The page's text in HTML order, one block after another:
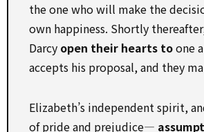
the one who will make the
own happiness. Shortly
Darcy open their hearts toone
accepts his proposal, and they
Elizabeth’s independent spirit,
of pride and prejudice—